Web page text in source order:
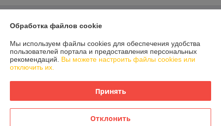
Информация для покупателя
Юридическое лицо:ООО "Айлер Трейд"
г. Минск, ул. Скрыганова 6/2-23, комн. 2120 1ый этаж
Регистрационный номер ЕГР: 192611529
УНП: 192611529
Регистрационный орган: Главное управление юстиции Горисполкома
Дата регистрации компании: 26.02.2016
Обработка файлов cookie
Мы используем файлы cookies для обеспечения удобства
пользователей портала и предоставления персональных
рекомендаций. Вы можете настроить файлы cookies или
отключить их.
Принять
Отклонить